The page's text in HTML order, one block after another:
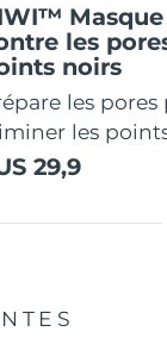
les
noirs
les
les
29,9